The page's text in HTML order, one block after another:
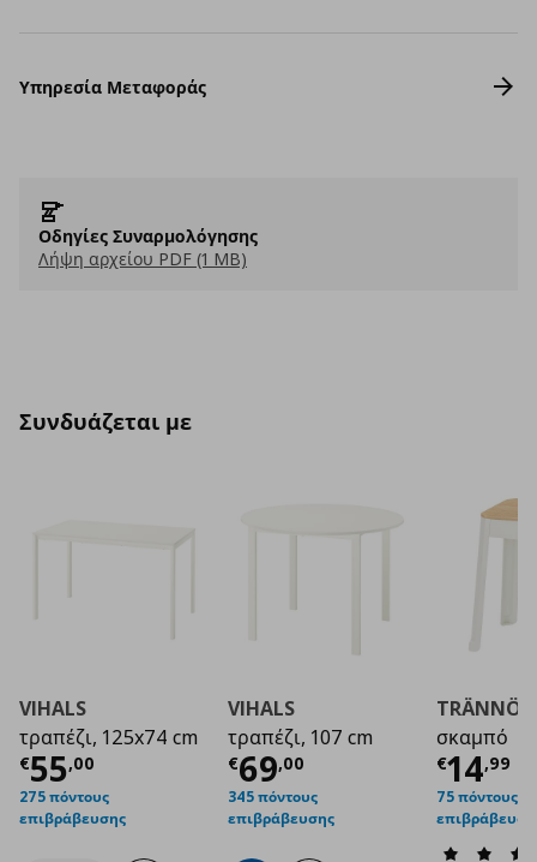
Υπηρεσία Μεταφοράς
Οδηγίες Συναρμολόγησης
Λήψη αρχείου PDF (1 MB)
Συνδυάζεται με
VIHALS
τραπέζι, 125x74 cm
€55,00
Τρέχουσα τιμή€ 55,00
275 πόντους
επιβράβευσης
VIHALS
τραπέζι, 107 cm
€69,00
Τρέχουσα τιμή€
345 πόντους
επιβράβευσης
TRÄNNÖ
σκαμπό
€14,99
75 πόντους